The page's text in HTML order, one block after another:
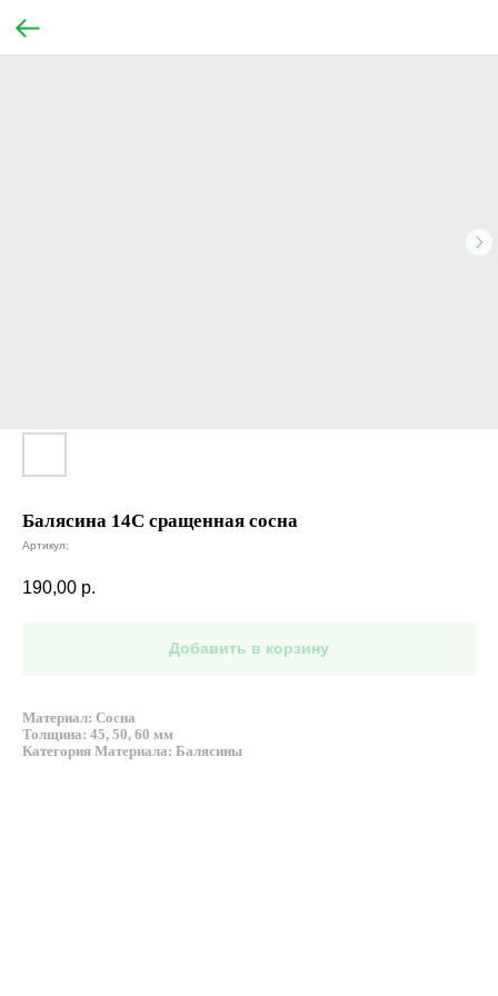
Балясина 14C сращенная сосна
Артикул:
190,00 р.
Добавить в корзину
Материал: Сосна
Толщина: 45, 50, 60 мм
Категория Материала: Балясины